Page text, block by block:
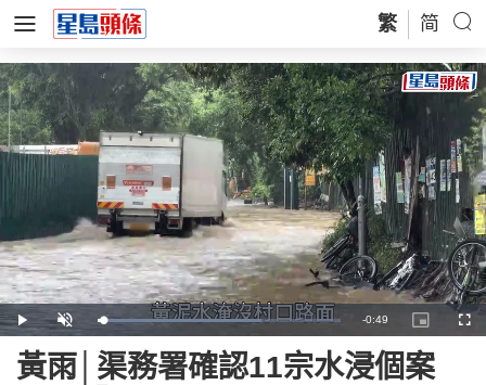
繁 简
Play Unmute Loaded:
67.40%
Remaining
Time
-0:49
Picture-
in-
黃雨│渠務署確認11宗水浸個案